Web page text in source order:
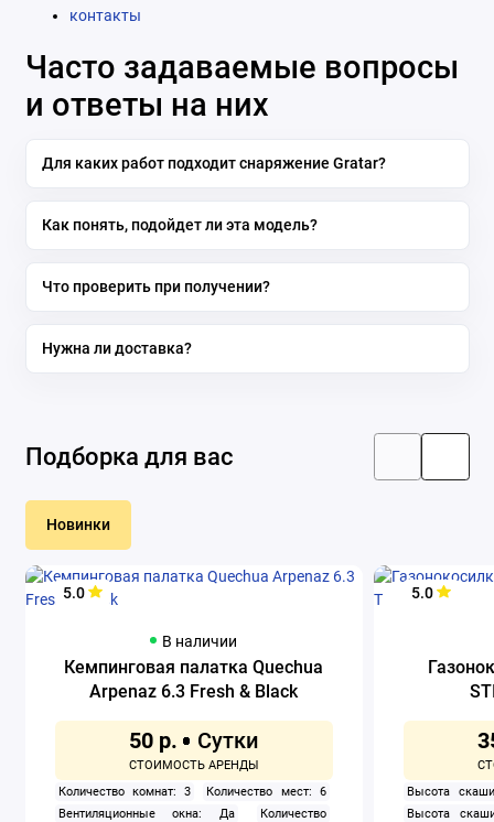
контакты
Часто задаваемые вопросы
и ответы на них
Для каких работ подходит снаряжение Gratar?
Как понять, подойдет ли эта модель?
Что проверить при получении?
Нужна ли доставка?
Подборка для вас
Новинки
5.0
В наличии
Кемпинговая палатка Quechua
Arpenaz 6.3 Fresh & Black
50 р.
Количество комнат: 3
Количество мест: 6
Вентиляционные окна: Да
Количество
5.0
Высота
Высота